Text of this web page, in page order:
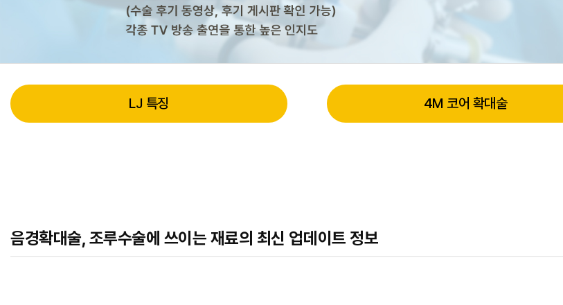
LJ 특징 4M 코어 확대술
음경확대술, 조루수술에 쓰이는 재료의 최신 업데이트 정보